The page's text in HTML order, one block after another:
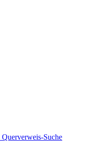
Querverweis-Suche